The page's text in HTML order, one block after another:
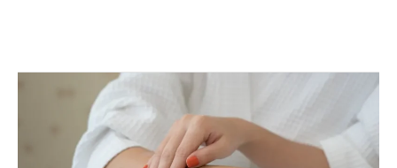
остеохондроза